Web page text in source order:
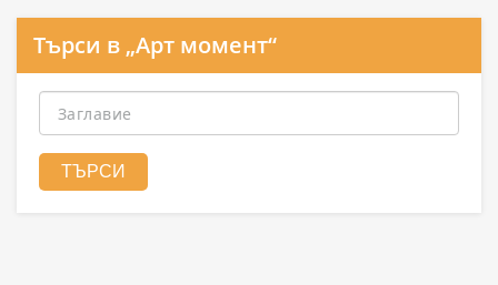
Търси в „Арт момент“